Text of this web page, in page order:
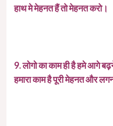
हाथ मे मेहनत हैं तो मेहनत करो।
9. लोगो का काम ही है हमे आगे
हमारा काम है पूरी मेहनत और